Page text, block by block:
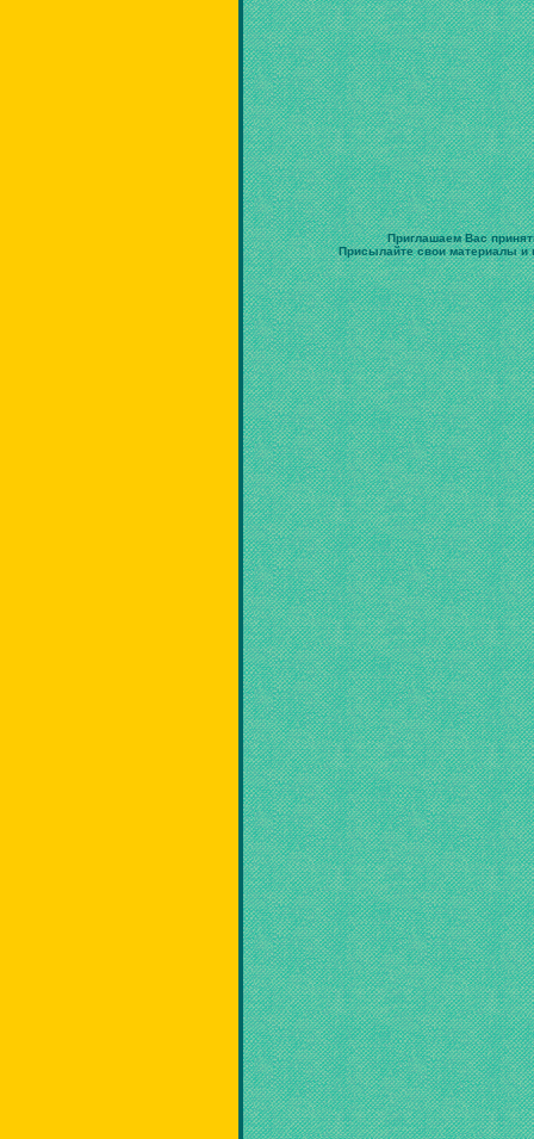
Приглашаем Вас
Присылайте свои материалы и